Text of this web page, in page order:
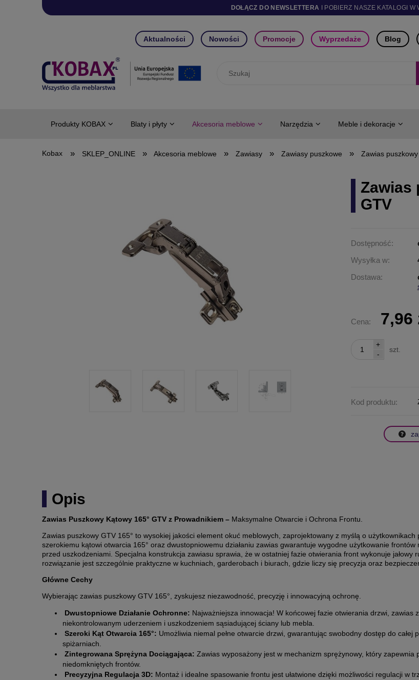
DOŁĄCZ DO NEWSLETTERA I POBIERZ NASZE KATALOGI W
Aktualności Nowości Promocje Wyprzedaże Blog
Produkty KOBAX Blaty i płyty Akcesoria meblowe Narzędzia Meble i dekoracje
» SKLEP_ONLINE » Akcesoria meblowe » Zawiasy » Zawiasy puszkowe » Zawias
Zawias
GTV
Dostępność:
Wysyłka w:
Dostawa:
Cena: 7,96
-
+
szt.
Kod produktu:
Opis
Zawias Puszkowy Kątowy 165° GTV z Prowadnikiem – Maksymalne Otwarcie i Ochrona Frontu.
Zawias puszkowy GTV 165° to wysokiej jakości element okuć meblowych, zaprojektowany z myślą o
szerokiemu kątowi otwarcia 165° oraz dwustopniowemu działaniu zawias gwarantuje wygodne użytkowanie
przed uszkodzeniami. Specjalna konstrukcja zawiasu sprawia, że w ostatniej fazie otwierania front wykonuje jałowy
rozwiązanie jest szczególnie praktyczne w kuchniach, garderobach i biurach, gdzie liczy się precyzja oraz
Główne Cechy
Wybierając zawias puszkowy GTV 165°, zyskujesz niezawodność, precyzję i innowacyjną ochronę.
Dwustopniowe Działanie Ochronne: Najważniejsza innowacja! W końcowej fazie otwierania drzwi, zawias
niekontrolowanym uderzeniem i uszkodzeniem sąsiadującej ściany lub mebla.
Szeroki Kąt Otwarcia 165°: Umożliwia niemal pełne otwarcie drzwi, gwarantując swobodny dostęp do
spiżarniach.
Zintegrowana Sprężyna Dociągająca: Zawias wyposażony jest w mechanizm sprężynowy, który
niedomkniętych frontów.
Precyzyjna Regulacja 3D: Montaż i idealne spasowanie frontu jest ułatwione dzięki możliwości regulacji w